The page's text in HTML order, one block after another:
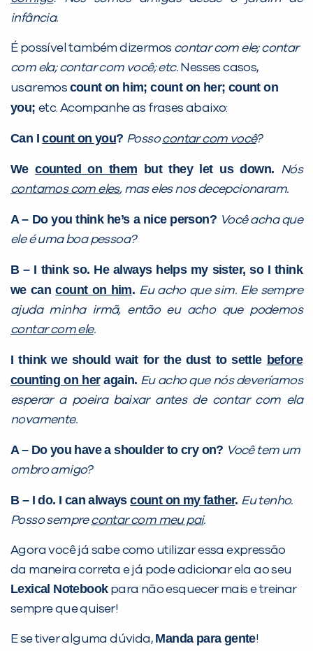
infância.
É possível também dizermos contar com ele; contar
com ela; contar com você; etc. Nesses casos,
usaremos count on him; count on her; count on
you; etc. Acompanhe as frases abaixo:
Can Icount on you? Possocontar com você?
Wecounted on them but they let us down.
Nós
contamos com eles, mas eles nos decepcionaram.
A – Do you think he’s a nice person? Você acha que
ele é uma boa pessoa?
B – I think so. He always helps my sister, so I think
we cancount on him. Eu acho que sim. Ele sempre
ajuda minha irmã, então eu acho que podemos
contar com ele.
I think we shouldwait for the dust to settle before
counting on heragain. Eu acho que nós deveríamos
esperar a poeira baixar antes de contar com ela
novamente.
A – Do you havea shoulder to cry on? Você tem um
ombro amigo?
B – I do. I can alwayscount on my father. Eu tenho.
Posso semprecontar com meu pai.
Agora você já sabe como utilizar essa expressão
da maneira correta e já pode adicionar ela ao seu
Lexical Notebookpara não esquecer mais e treinar
sempre que quiser!
E se tiver alguma dúvida, Manda para gente!